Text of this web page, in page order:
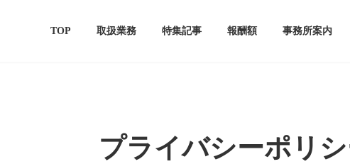
TOP 取扱業務 特集記事 報酬額 事務所案内
プライバシーポリ